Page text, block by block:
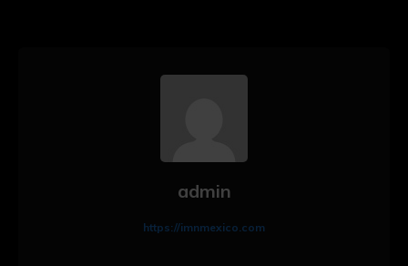
admin
https://imnmexico.com